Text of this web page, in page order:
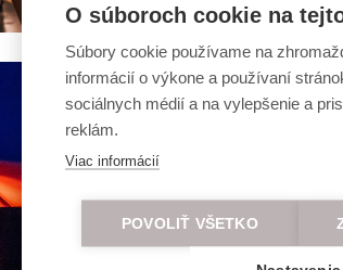
O súboroch cookie na
Súbory cookie používame na
informácií o výkone a používaní
sociálnych médií a na vylepšenie a
reklám.
Viac informácií
POVOLIŤ VŠETKO